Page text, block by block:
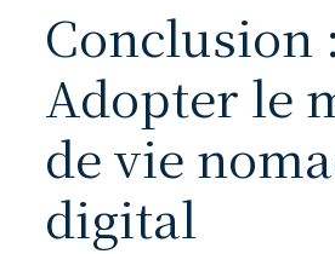
Conclusion :
Adopter le
de vie
digital